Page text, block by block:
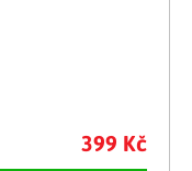
399 Kč